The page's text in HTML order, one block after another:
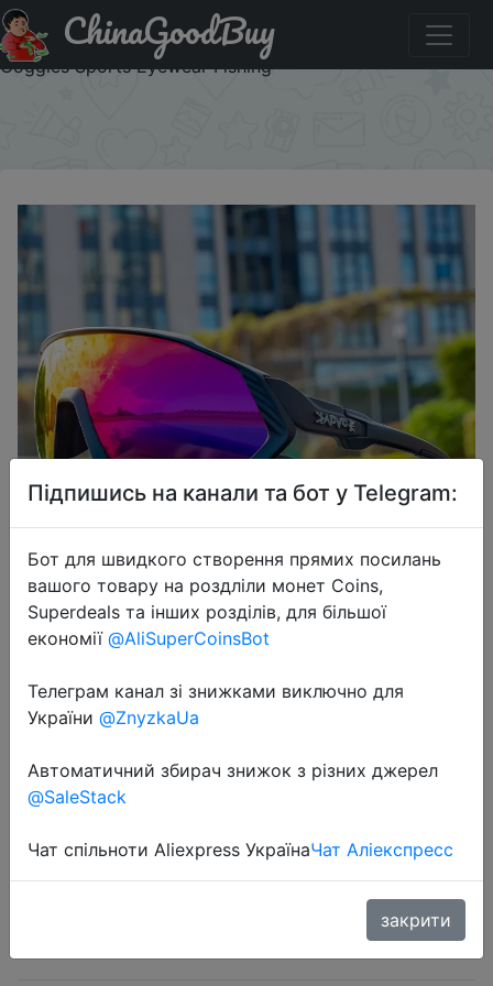
Акція на Kapvoe Cycling Sunglasses Polarized Men
Women Cycling Glasses Road Mountain Bike Bicycle
Goggles Sports Eyewear Fishing
ChinaGoodBuy
2023-04-30
Kapvoe Cycling Sunglasses
Polarized Men Women Cycling
Glasses Road Mountain Bike Bicycle
Goggles Sports Eyewear Fishing
$4.28
Підпишись на канали та бот у Telegram:
Бот для швидкого створення прямих посилань
вашого товару на роздліли монет Coins,
Superdeals та інших розділів, для більшої
економії @AliSuperCoinsBot
Телеграм канал зі знижками виключно для
України @ZnyzkaUa
Автоматичний збирач знижок з різних джерел
@SaleStack
Чат спільноти Aliexpress УкраїнаЧат Аліекспресс
закрити